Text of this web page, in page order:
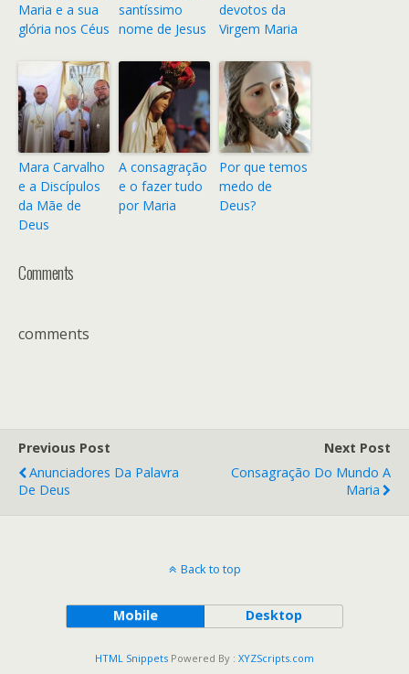
Maria e a sua
glória nos Céus
santíssimo
nome de Jesus
devotos da
Virgem Maria
Mara Carvalho
e a Discípulos
da Mãe de
Deus
A consagração
e o fazer tudo
por Maria
Por que temos
medo de
Deus?
Comments
comments
Previous Post
Anunciadores Da Palavra
De Deus
Next Post
Consagração Do Mundo A
Maria
Back to top
Mobile Desktop
HTML Snippets Powered By : XYZScripts.com